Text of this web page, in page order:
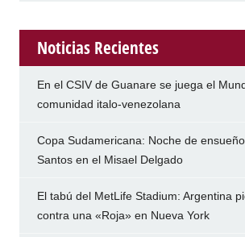
Noticias Recientes
En el CSIV de Guanare se juega el
comunidad italo-venezolana
Copa Sudamericana: Noche de
Santos en el Misael Delgado
El tabú del MetLife Stadium: Argentina
contra una «Roja» en Nueva York